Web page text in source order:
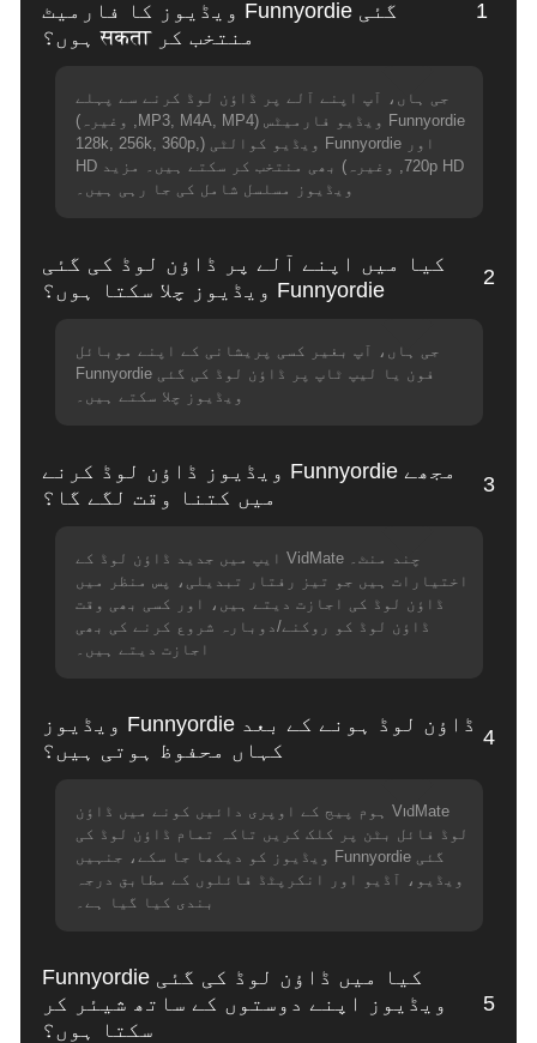
1
گئی Funnyordie ویڈیوز کا فارمیٹ
منتخب کر सकता ہوں؟
جی ہاں، آپ اپنے آلے پر ڈاؤن لوڈ کرنے سے پہلے
Funnyordie ویڈیو فارمیٹس (MP3, M4A, MP4, وغیرہ)
اور Funnyordie ویڈیو کوالٹی (128k, 256k, 360p,
720p HD, وغیرہ) بھی منتخب کر سکتے ہیں۔ مزید HD
ویڈیوز مسلسل شامل کی جا رہی ہیں۔
2
کیا میں اپنے آلے پر ڈاؤن لوڈ کی گئی
Funnyordie ویڈیوز چلا سکتا ہوں؟
جی ہاں، آپ بغیر کسی پریشانی کے اپنے موبائل
فون یا لیپ ٹاپ پر ڈاؤن لوڈ کی گئی Funnyordie
ویڈیوز چلا سکتے ہیں۔
3
مجھے Funnyordie ویڈیوز ڈاؤن لوڈ کرنے
میں کتنا وقت لگے گا؟
چند منٹ۔ VidMate ایپ میں جدید ڈاؤن لوڈ کے
اختیارات ہیں جو تیز رفتار تبدیلی، پس منظر میں
ڈاؤن لوڈ کی اجازت دیتے ہیں، اور کسی بھی وقت
ڈاؤن لوڈ کو روکنے/دوبارہ شروع کرنے کی بھی
اجازت دیتے ہیں۔
4
ڈاؤن لوڈ ہونے کے بعد Funnyordie ویڈیوز
کہاں محفوظ ہوتی ہیں؟
VidMate ہوم پیج کے اوپری دائیں کونے میں ڈاؤن
لوڈ فائل بٹن پر کلک کریں تاکہ تمام ڈاؤن لوڈ کی
گئی Funnyordie ویڈیوز کو دیکھا جا سکے، جنہیں
ویڈیو، آڈیو اور انکرپٹڈ فائلوں کے مطابق درجہ
بندی کیا گیا ہے۔
5
کیا میں ڈاؤن لوڈ کی گئی Funnyordie
ویڈیوز اپنے دوستوں کے ساتھ شیئر کر
سکتا ہوں؟